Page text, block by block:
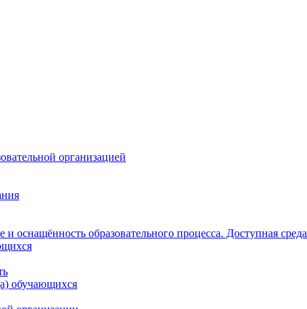
организацией
оснащённость образовательного процесса. Доступная среда
обучающихся